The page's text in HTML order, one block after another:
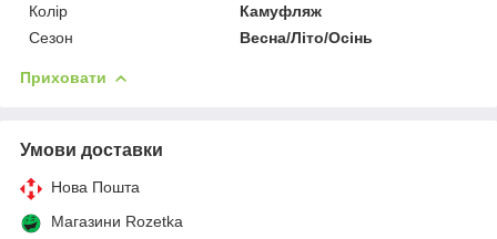
Колір
Камуфляж
Сезон
Весна/Літо/Осінь
Приховати
Умови доставки
Нова Пошта
Магазини Rozetka